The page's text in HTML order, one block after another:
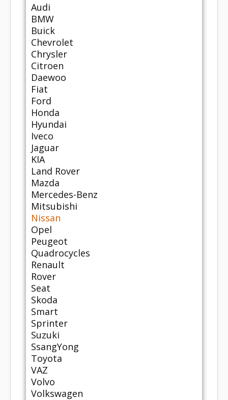
Audi
BMW
Buick
Chevrolet
Chrysler
Citroen
Daewoo
Fiat
Ford
Honda
Hyundai
Iveco
Jaguar
KIA
Land Rover
Mazda
Mercedes-Benz
Mitsubishi
Nissan
Opel
Peugeot
Quadrocycles
Renault
Rover
Seat
Skoda
Smart
Sprinter
Suzuki
SsangYong
Toyota
VAZ
Volvo
Volkswagen